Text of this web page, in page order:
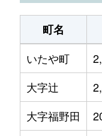
町名
いたや町
大字辻
大字福野田